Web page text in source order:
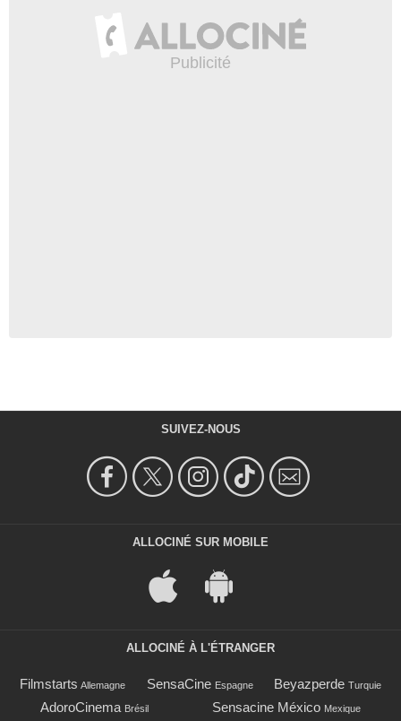
SUIVEZ-NOUS
ALLOCINÉ SUR MOBILE
ALLOCINÉ À L'ÉTRANGER
Filmstarts Allemagne SensaCine Espagne Beyazperde Turquie
AdoroCinema Brésil Sensacine México Mexique